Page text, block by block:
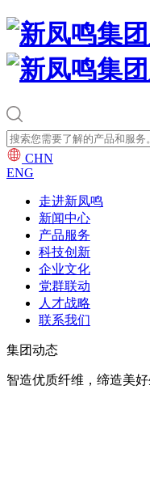
CHN
ENG
走进新凤鸣
新闻中心
产品服务
科技创新
企业文化
党群联动
人才战略
联系我们
集团动态
智造优质纤维，缔造美